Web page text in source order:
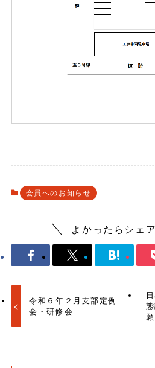
会員へのお知らせ
よかったらシェ
令和６年２月支部定例
会・研修会